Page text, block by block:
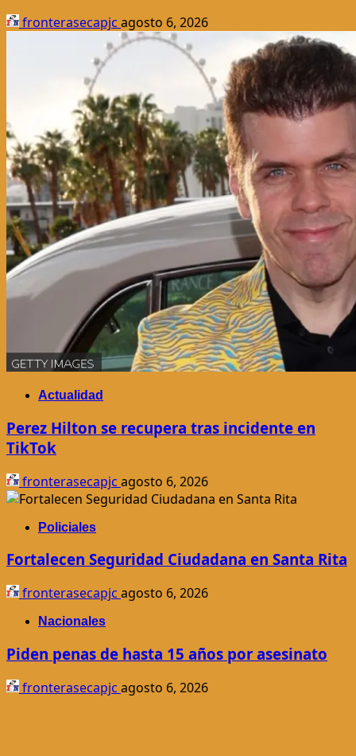
fronterasecapjc agosto 6, 2026
Actualidad
Perez Hilton se recupera tras incidente en
TikTok
fronterasecapjc agosto 6, 2026
Policiales
Fortalecen Seguridad Ciudadana en Santa Rita
fronterasecapjc agosto 6, 2026
Nacionales
Piden penas de hasta 15 años por asesinato
fronterasecapjc agosto 6, 2026